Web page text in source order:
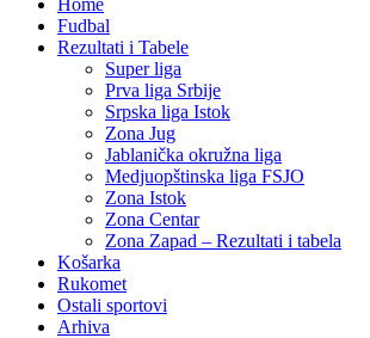
Home
Fudbal
Rezultati i Tabele
Super liga
Prva liga Srbije
Srpska liga Istok
Zona Jug
Jablanička okružna liga
Medjuopštinska liga FSJO
Zona Istok
Zona Centar
Zona Zapad – Rezultati i tabela
Košarka
Rukomet
Ostali sportovi
Arhiva